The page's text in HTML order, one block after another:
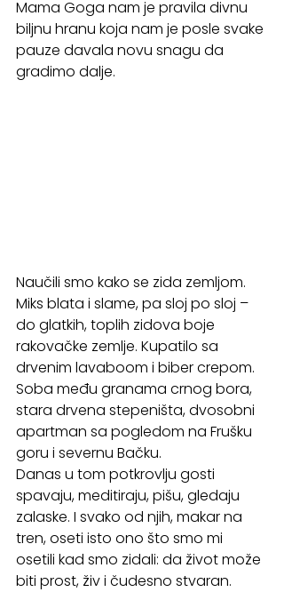
Mama Goga nam je pravila divnu
biljnu hranu koja nam je posle svake
pauze davala novu snagu da
gradimo dalje.
Naučili smo kako se zida zemljom.
Miks blata i slame, pa sloj po sloj –
do glatkih, toplih zidova boje
rakovačke zemlje. Kupatilo sa
drvenim lavaboom i biber crepom.
Soba među granama crnog bora,
stara drvena stepeništa, dvosobni
apartman sa pogledom na Frušku
goru i severnu Bačku.
Danas u tom potkrovlju gosti
spavaju, meditiraju, pišu, gledaju
zalaske. I svako od njih, makar na
tren, oseti isto ono što smo mi
osetili kad smo zidali: da život može
biti prost, živ i čudesno stvaran.